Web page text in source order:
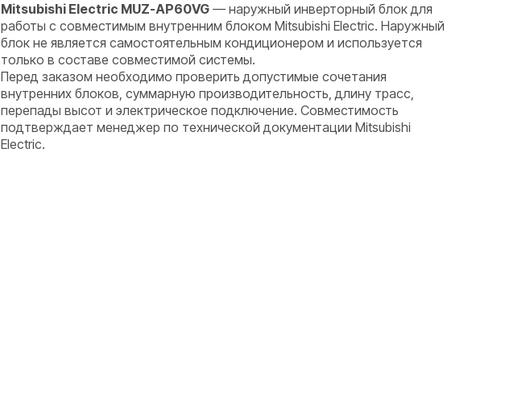
Mitsubishi Electric MUZ-AP60VG — наружный инверторный блок для
работы с совместимым внутренним блоком Mitsubishi Electric. Наружный
блок не является самостоятельным кондиционером и используется
только в составе совместимой системы.
Перед заказом необходимо проверить допустимые сочетания
внутренних блоков, суммарную производительность, длину трасс,
перепады высот и электрическое подключение. Совместимость
подтверждает менеджер по технической документации Mitsubishi
Electric.